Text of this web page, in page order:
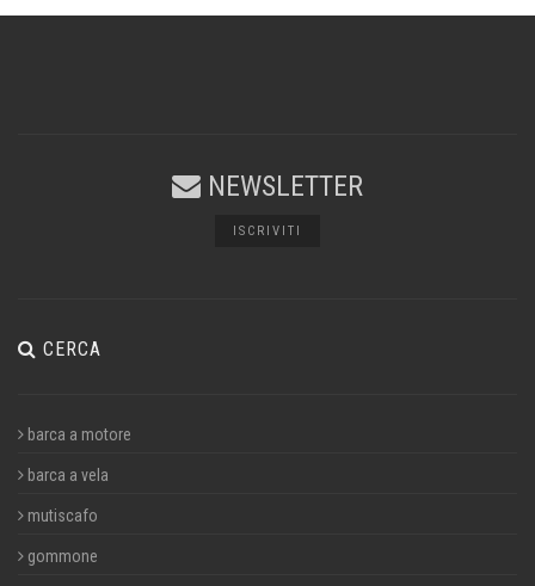
NEWSLETTER
ISCRIVITI
CERCA
barca a motore
barca a vela
mutiscafo
gommone